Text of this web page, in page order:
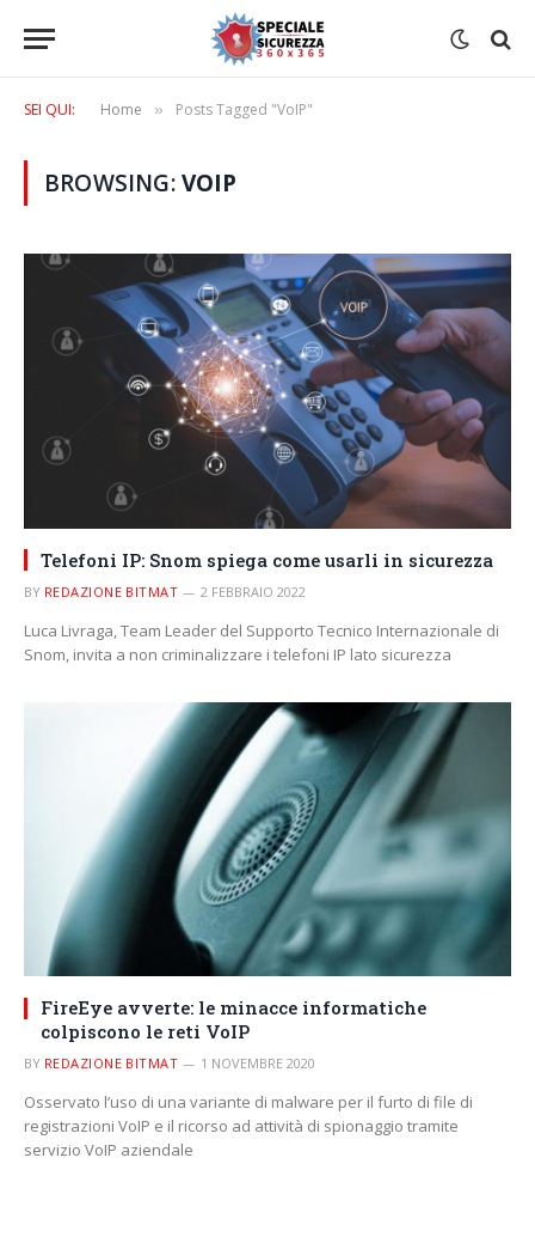
SEI QUI: Home » Posts Tagged "VoIP"
BROWSING:VOIP
Telefoni IP: Snom spiega come usarli in sicurezza
BY REDAZIONE BITMAT 2 FEBBRAIO 2022
Luca Livraga, Team Leader del Supporto Tecnico Internazionale di
Snom, invita a non criminalizzare i telefoni IP lato sicurezza
FireEye avverte: le minacce informatiche
colpiscono le reti VoIP
BY REDAZIONE BITMAT 1 NOVEMBRE 2020
Osservato l’uso di una variante di malware per il furto di file di
registrazioni VoIP e il ricorso ad attività di spionaggio tramite
servizio VoIP aziendale